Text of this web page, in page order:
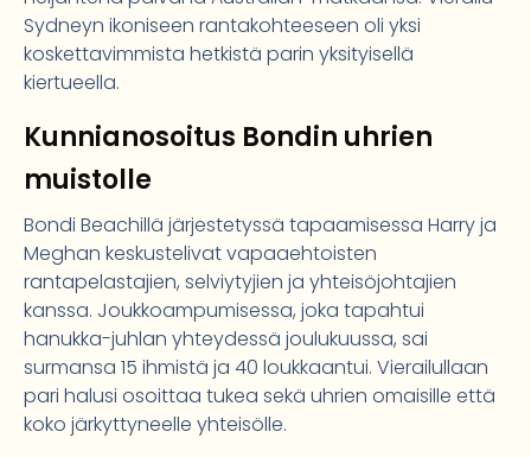
Sydneyn ikoniseen rantakohteeseen oli yksi
koskettavimmista hetkistä parin yksityisellä
kiertueella.
Kunnianosoitus Bondin uhrien
muistolle
Bondi Beachillä järjestetyssä tapaamisessa Harry ja
Meghan keskustelivat vapaaehtoisten
rantapelastajien, selviytyjien ja yhteisöjohtajien
kanssa. Joukkoampumisessa, joka tapahtui
hanukka-juhlan yhteydessä joulukuussa, sai
surmansa 15 ihmistä ja 40 loukkaantui. Vierailullaan
pari halusi osoittaa tukea sekä uhrien omaisille että
koko järkyttyneelle yhteisölle.